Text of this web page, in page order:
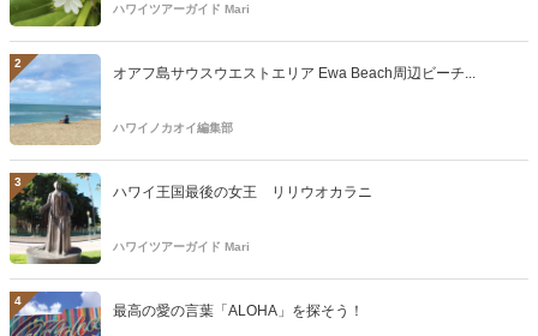
ハワイツアーガイド Mari
2
オアフ島サウスウエストエリア Ewa Beach周辺ビーチ...
ハワイノカオイ編集部
3
ハワイ王国最後の女王 リリウオカラニ
ハワイツアーガイド Mari
4
最高の愛の言葉「ALOHA」を探そう！